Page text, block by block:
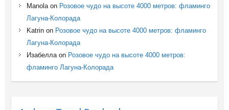
Manolaon Розовое чудо на высоте 4000 метров: фламинго
Лагуна-Колорада
Katrinon Розовое чудо на высоте 4000 метров: фламинго
Лагуна-Колорада
Изабеллаon Розовое чудо на высоте 4000 метров:
фламинго Лагуна-Колорада